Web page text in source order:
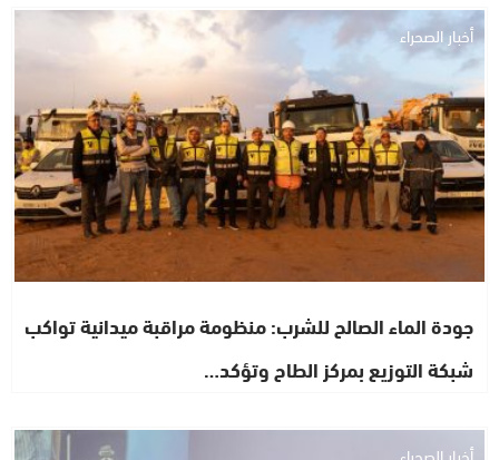
أخبار الصحراء
جودة الماء الصالح للشرب: منظومة مراقبة ميدانية تواكب
شبكة التوزيع بمركز الطاح وتؤكد…